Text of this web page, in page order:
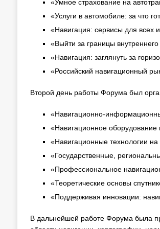
«Умное страхование на
«Услуги в автомобиле: за что
«Навигация: сервисы для всех
«Выйти за границы
«Навигация: заглянуть за
«Российский навигационный
Второй день работы Форума был
«Навигационно-
«Навигационное оборудование
«Навигационные технологии
«Государственные,
«Профессиональное
«Теоретические основы
«Поддерживая инновации:
В дальнейшей работе Форума была